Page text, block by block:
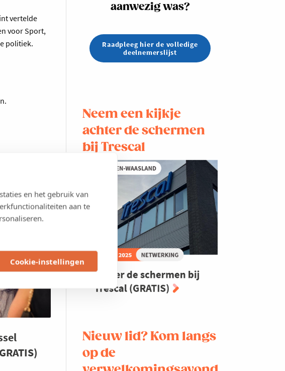
en het gebruik van
aan te
Cookie-instellingen
vertelde
voor Sport,
politiek.
aanwezig was?
Raadpleeg hier de volledige
deelnemerslijst
Neem een kijkje
achter de schermen
bij Trescal
Nieuw lid? Kom langs
op de